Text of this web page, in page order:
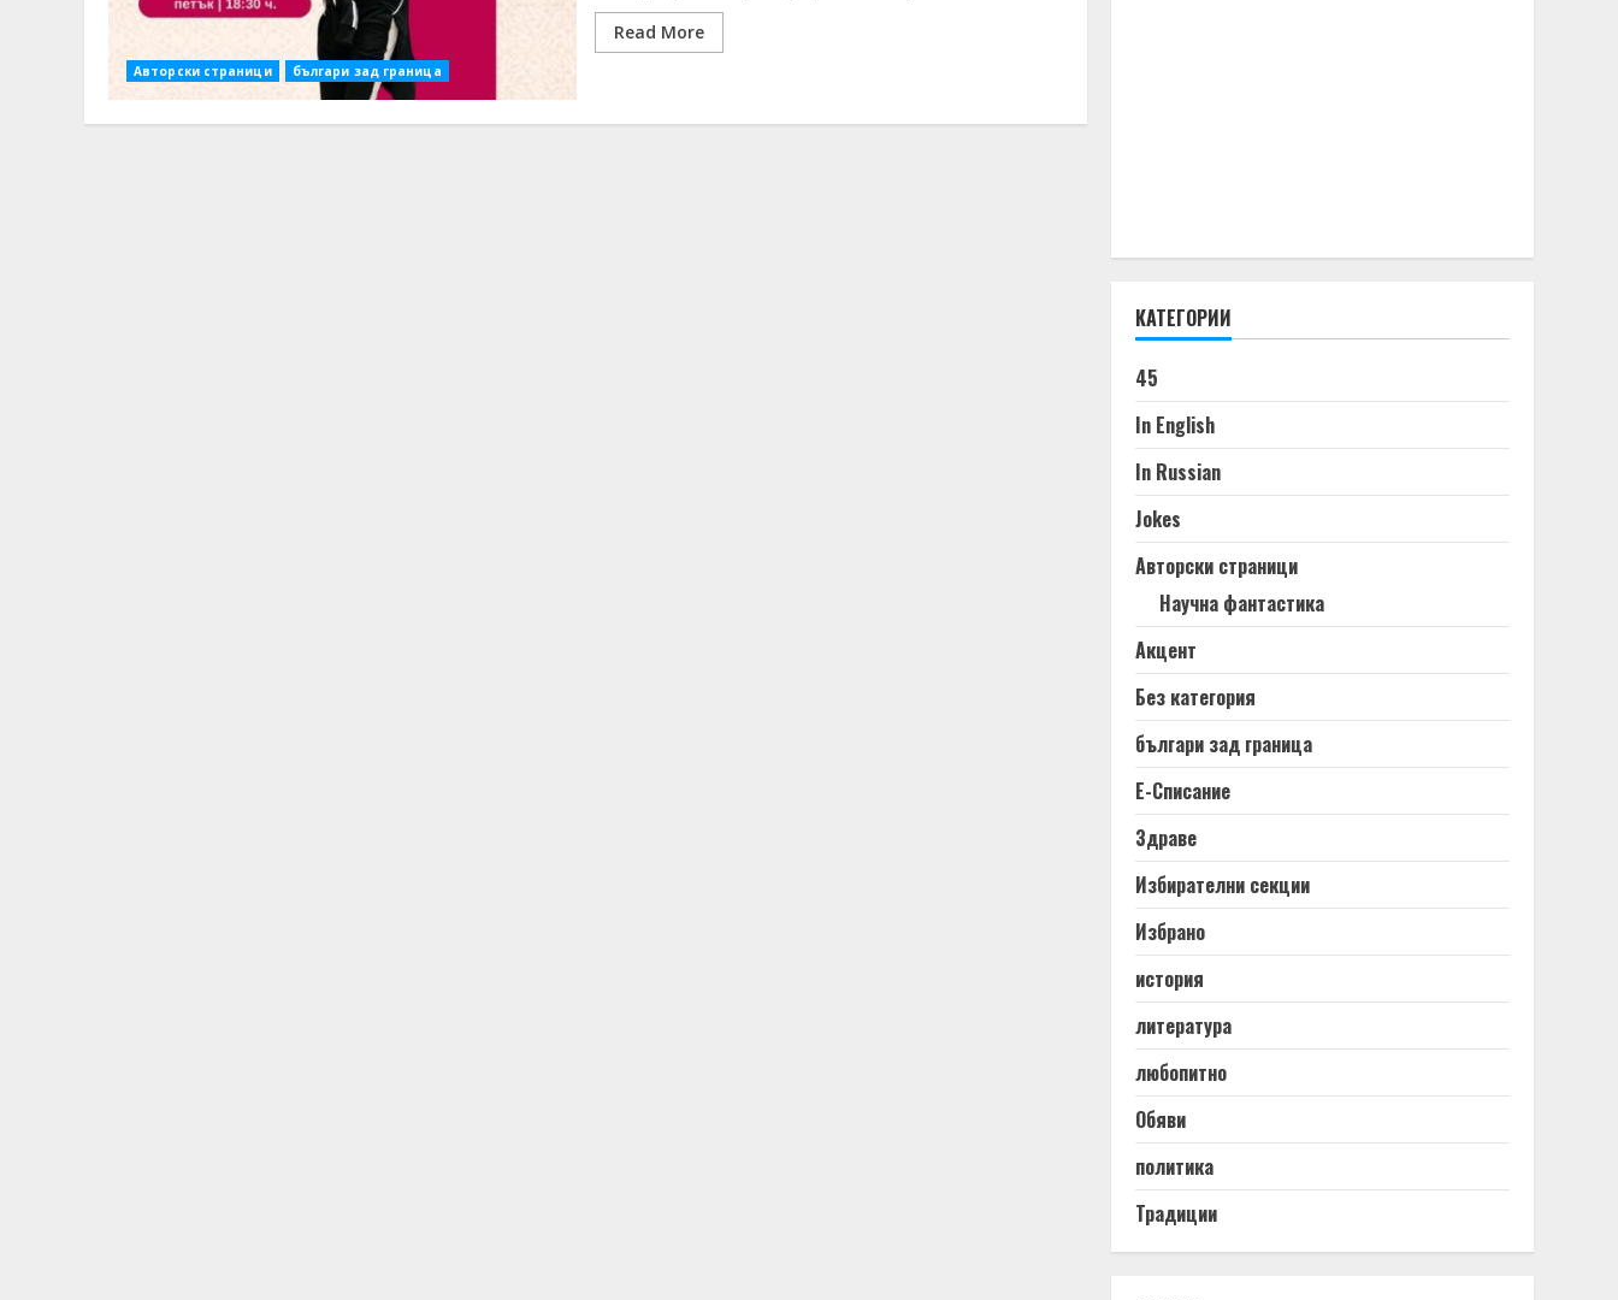
Авторски страници българи зад граница
Read More
КАТЕГОРИИ
45
In English
In Russian
Jokes
Авторски страници
Научна фантастика
Акцент
Без категория
българи зад граница
Е-Списание
Здраве
Избирателни секции
Избрано
история
литература
любопитно
Обяви
политика
Традиции